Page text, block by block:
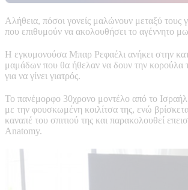
Αλήθεια, πόσοι γονείς μαλώνουν μεταξύ τους
που επιθυμούν να ακολουθήσει το αγέννητο
Η εγκυμονούσα Μπαρ Ρεφαέλι ανήκει στην
μαμάδων που θα ήθελαν να δουν την κορούλα
για να γίνει γιατρός.
Το πανέμορφο 30χρονο μοντέλο από το Ισραήλ
με την φουσκωμένη κοιλίτσα της, ενώ
καναπέ του σπιτιού της και παρακολουθεί
Anatomy.